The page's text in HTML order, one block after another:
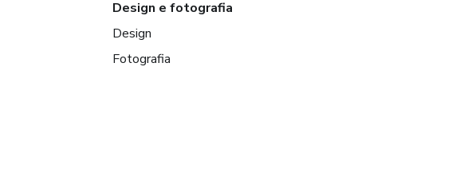
Design e fotografia
Design
Fotografia